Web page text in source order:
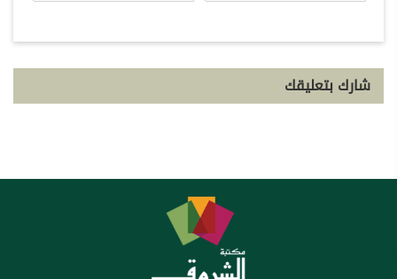
شارك بتعليقك